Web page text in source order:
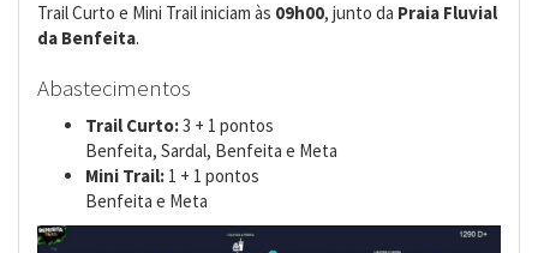
Trail Curto e Mini Trail iniciam às 09h00, junto da Praia Fluvial
da Benfeita.
Abastecimentos
Trail Curto:3 + 1 pontos
Benfeita, Sardal, Benfeita e Meta
Mini Trail: 1 + 1 pontos
Benfeita e Meta